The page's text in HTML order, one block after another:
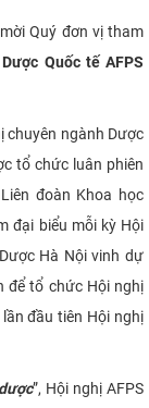
Quý đơn vị tham
Quốc tế AFPS
chuyên ngành Dược
tổ chức luân phiên
đoàn Khoa học
đại biểu mỗi kỳ Hội
Hà Nội vinh dự
để tổ chức Hội nghị
đầu tiên Hội nghị
”, Hội nghị AFPS